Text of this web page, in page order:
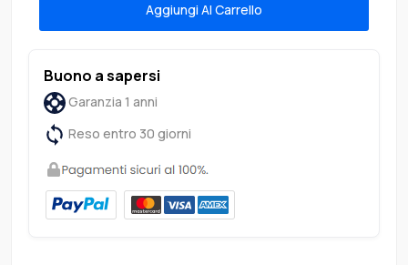
Aggiungi Al Carrello
Buono a sapersi
Garanzia 1 anni
Reso entro 30 giorni